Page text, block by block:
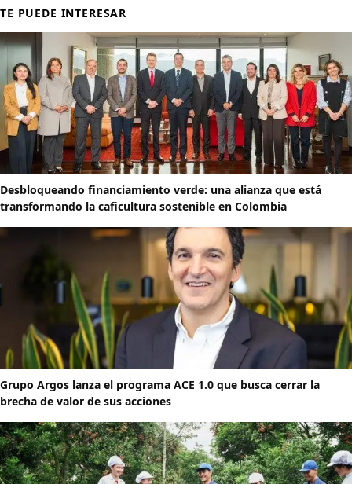
TE PUEDE INTERESAR
Desbloqueando financiamiento verde: una alianza que está
transformando la caficultura sostenible en Colombia
Grupo Argos lanza el programa ACE 1.0 que busca cerrar la
brecha de valor de sus acciones